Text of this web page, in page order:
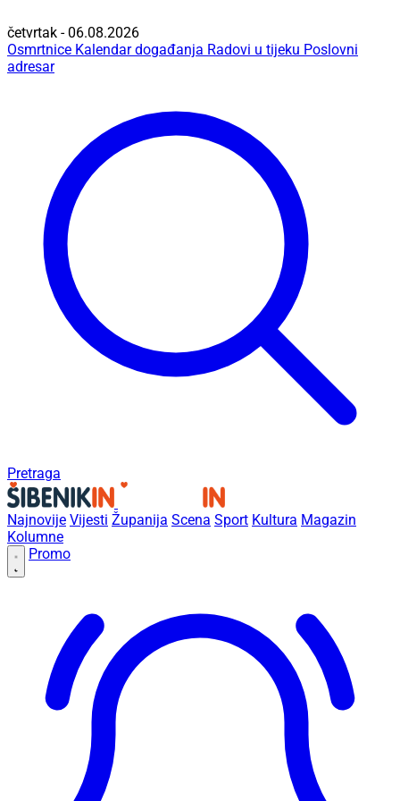
četvrtak - 06.08.2026
Osmrtnice Kalendar događanja Radovi u tijeku Poslovni
adresar
Pretraga
Najnovije Vijesti Županija Scena Sport Kultura Magazin
Kolumne
Promo